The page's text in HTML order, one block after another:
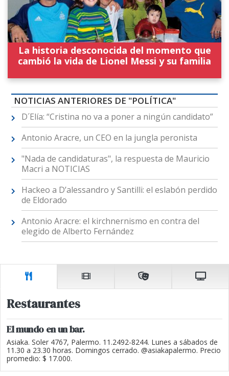
La historia desconocida del momento que
cambió la vida de Lionel Messi y su familia
NOTICIAS ANTERIORES DE "POLÍTICA"
D´Elía: “Cristina no va a poner a ningún candidato”
Antonio Aracre, un CEO en la jungla peronista
"Nada de candidaturas", la respuesta de Mauricio
Macri a NOTICIAS
Hackeo a D’alessandro y Santilli: el eslabón perdido
de Eldorado
Antonio Aracre: el kirchnernismo en contra del
elegido de Alberto Fernández
Restaurantes
El mundo en un bar.
Asiaka. Soler 4767, Palermo. 11.2492-8244. Lunes a sábados de
11.30 a 23.30 horas. Domingos cerrado. @asiakapalermo. Precio
promedio: $ 17.000.